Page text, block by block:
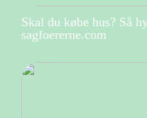
Skal du købe hus? Så
sagfoererne.com